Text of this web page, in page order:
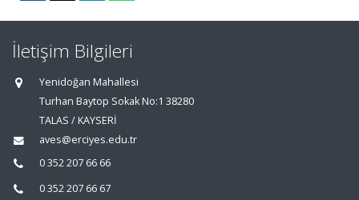
İletişim Bilgileri
Yenidoğan Mahallesi
Turhan Baytop Sokak No:1 38280
TALAS / KAYSERİ
aves@erciyes.edu.tr
0 352 207 66 66
0 352 207 66 67